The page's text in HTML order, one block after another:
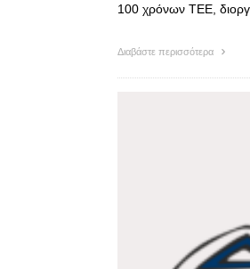
100 χρόνων ΤΕΕ,
Διαβάστε περισσότερα